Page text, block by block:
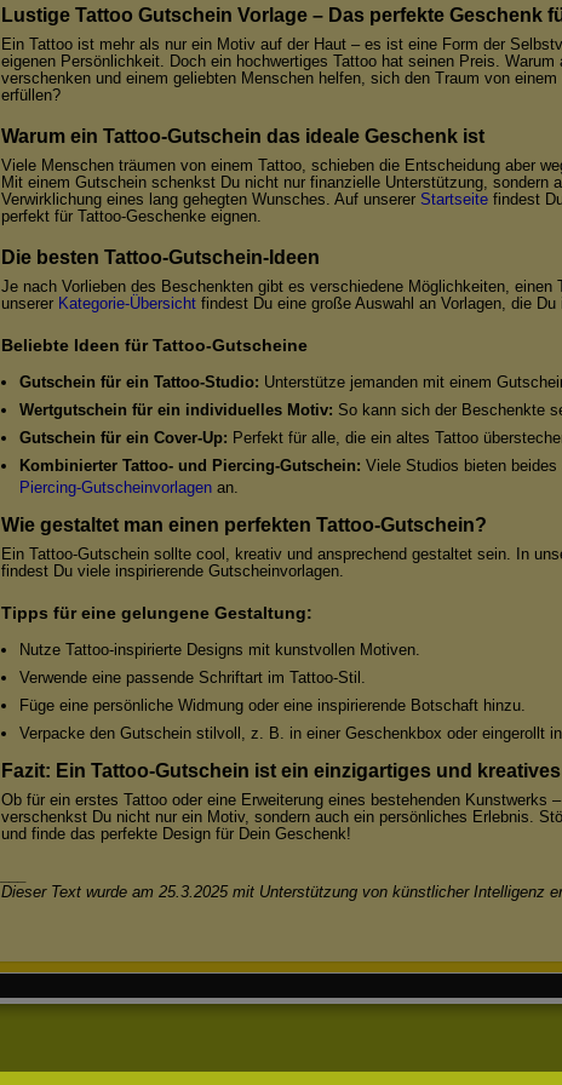
Lustige Tattoo Gutschein Vorlage – Das perfekte Geschenk
Ein Tattoo ist mehr als nur ein Motiv auf der Haut – es ist eine Form der
eigenen Persönlichkeit. Doch ein hochwertiges Tattoo hat seinen Preis.
verschenken und einem geliebten Menschen helfen, sich den Traum von
erfüllen?
Warum ein Tattoo-Gutschein das ideale Geschenk ist
Viele Menschen träumen von einem Tattoo, schieben die Entscheidung aber
Mit einem Gutschein schenkst Du nicht nur finanzielle Unterstützung, sondern
Verwirklichung eines lang gehegten Wunsches. Auf unserer Startseite findest
perfekt für Tattoo-Geschenke eignen.
Die besten Tattoo-Gutschein-Ideen
Je nach Vorlieben des Beschenkten gibt es verschiedene Möglichkeiten, einen
unserer Kategorie-Übersicht findest Du eine große Auswahl an Vorlagen, die
Beliebte Ideen für Tattoo-Gutscheine
Gutschein für ein Tattoo-Studio: Unterstütze jemanden mit einem
Wertgutschein für ein individuelles Motiv: So kann sich der Beschenkte
Gutschein für ein Cover-Up: Perfekt für alle, die ein altes Tattoo
Kombinierter Tattoo- und Piercing-Gutschein: Viele Studios bieten
Piercing-Gutscheinvorlagen an.
Wie gestaltet man einen perfekten Tattoo-Gutschein?
Ein Tattoo-Gutschein sollte cool, kreativ und ansprechend gestaltet sein. In
findest Du viele inspirierende Gutscheinvorlagen.
Tipps für eine gelungene Gestaltung:
Nutze Tattoo-inspirierte Designs mit kunstvollen Motiven.
Verwende eine passende Schriftart im Tattoo-Stil.
Füge eine persönliche Widmung oder eine inspirierende Botschaft hinzu.
Verpacke den Gutschein stilvoll, z. B. in einer Geschenkbox oder eingerollt
Fazit: Ein Tattoo-Gutschein ist ein einzigartiges und
Ob für ein erstes Tattoo oder eine Erweiterung eines bestehenden Kunstwerks
verschenkst Du nicht nur ein Motiv, sondern auch ein persönliches Erlebnis.
und finde das perfekte Design für Dein Geschenk!
Dieser Text wurde am 25.3.2025 mit Unterstützung von künstlicher Intelligenz